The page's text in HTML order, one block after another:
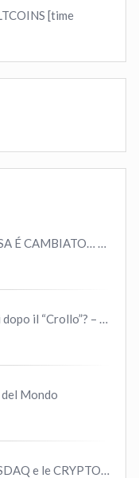
[time
#bitcoin #crypto #trading
BITCOIN cosa aspettarsi dopo il “Crollo”? – CryptoMonday NEWS w16/’21
Mondo
COINBASE COIN sul NASDAQ e le CRYPTO volano!